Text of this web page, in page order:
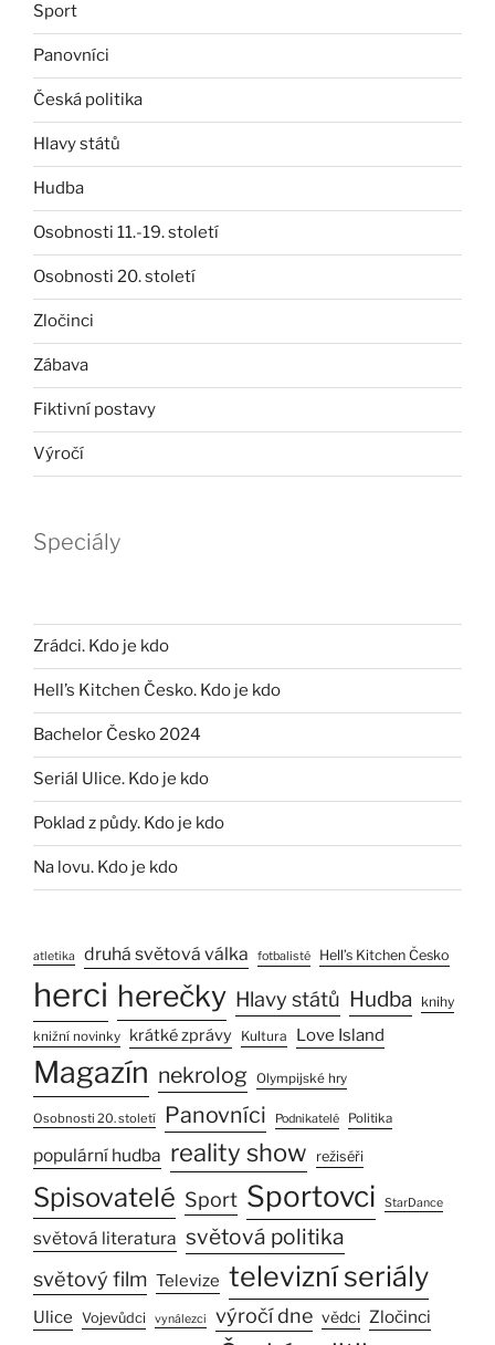
Sport
Panovníci
Česká politika
Hlavy států
Hudba
Osobnosti 11.-19. století
Osobnosti 20. století
Zločinci
Zábava
Fiktivní postavy
Výročí
Speciály
Zrádci. Kdo je kdo
Hell’s Kitchen Česko. Kdo je kdo
Bachelor Česko 2024
Seriál Ulice. Kdo je kdo
Poklad z půdy. Kdo je kdo
Na lovu. Kdo je kdo
atletika druhá světová válka fotbalisté Hell’s Kitchen Česko
herci herečky Hlavy států Hudba knihy
knižní novinky krátké zprávy Kultura Love Island
Magazín nekrolog Olympijské hry
Osobnosti 20. století Panovníci Podnikatelé Politika
populární hudba reality show režiséři
Spisovatelé Sport Sportovci StarDance
světová literatura světová politika
světový film Televize televizní seriály
Ulice Vojevůdci vynálezci výročí dne vědci Zločinci